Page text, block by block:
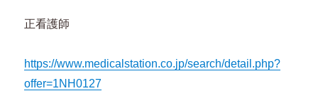
正看護師
https://www.medicalstation.co.jp/search/detail.php?
offer=1NH0127